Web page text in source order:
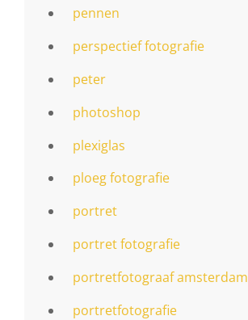
pennen
perspectief fotografie
peter
photoshop
plexiglas
ploeg fotografie
portret
portret fotografie
portretfotograaf amsterdam
portretfotografie